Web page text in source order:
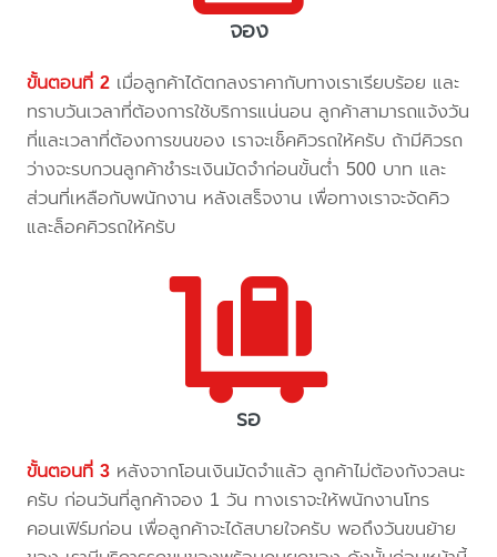
จอง
ขั้นตอนที่ 2 เมื่อลูกค้าได้ตกลงราคากับทางเราเรียบร้อย และ
ทราบวันเวลาที่ต้องการใช้บริการแน่นอน ลูกค้าสามารถแจ้งวัน
ที่และเวลาที่ต้องการขนของ เราจะเช็คคิวรถให้ครับ ถ้ามีคิวรถ
ว่างจะรบกวนลูกค้าชำระเงินมัดจำก่อนขั้นต่ำ 500 บาท และ
ส่วนที่เหลือกับพนักงาน หลังเสร็จงาน เพื่อทางเราจะจัดคิว
และล็อคคิวรถให้ครับ
รอ
ขั้นตอนที่ 3 หลังจากโอนเงินมัดจำแล้ว ลูกค้าไม่ต้องกังวลนะ
ครับ ก่อนวันที่ลูกค้าจอง 1 วัน ทางเราจะให้พนักงานโทร
คอนเฟิร์มก่อน เพื่อลูกค้าจะได้สบายใจครับ พอถึงวันขนย้าย